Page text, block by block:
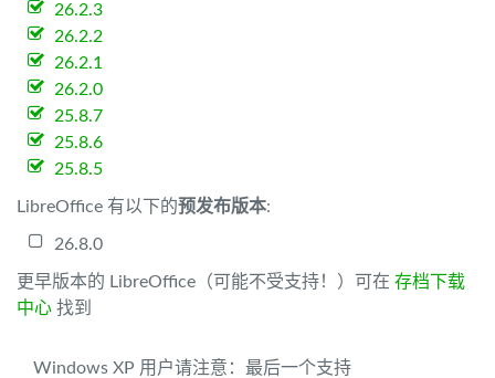
26.2.3
26.2.2
26.2.1
26.2.0
25.8.7
25.8.6
25.8.5
LibreOffice 有以下的预发布版本:
26.8.0
更早版本的 LibreOffice（可能不受支持！）可在 存档下载
中心 找到
Windows XP 用户请注意：最后一个支持